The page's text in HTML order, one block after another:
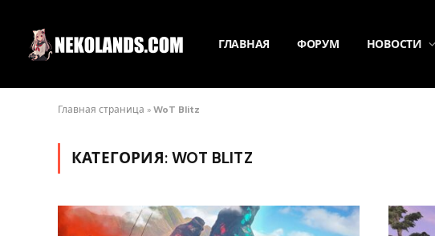
ГЛАВНАЯ ФОРУМ НОВОСТИ
Главная страница »WoT Blitz
КАТЕГОРИЯ:WOT BLITZ